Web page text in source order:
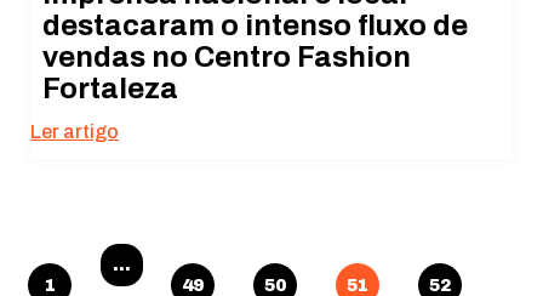
destacaram o intenso fluxo de
vendas no Centro Fashion
Fortaleza
Ler artigo
1
…
49
50 51 52